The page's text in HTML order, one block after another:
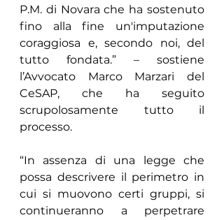
P.M. di Novara che ha sostenuto
fino alla fine un'imputazione
coraggiosa e, secondo noi, del
tutto fondata.” – sostiene
l’Avvocato Marco Marzari del
CeSAP, che ha seguito
scrupolosamente tutto il
processo.
“In assenza di una legge che
possa descrivere il perimetro in
cui si muovono certi gruppi, si
continueranno a perpetrare